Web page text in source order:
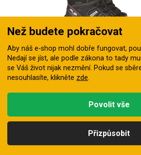
Obuv kotníková VM BUFFALO O2 HRO
Crazy Horse (2,0–2,2 mm) s…
2 670 Kč
Než budete pokračovat
Aby náš e-shop mohl dobře fungovat,
Nedají se jíst, ale podle zákona to tady
se Váš život nijak nezmění. Pokud se
nesouhlasíte, klikněte zde.
Přizpůsobit
Povolit vše